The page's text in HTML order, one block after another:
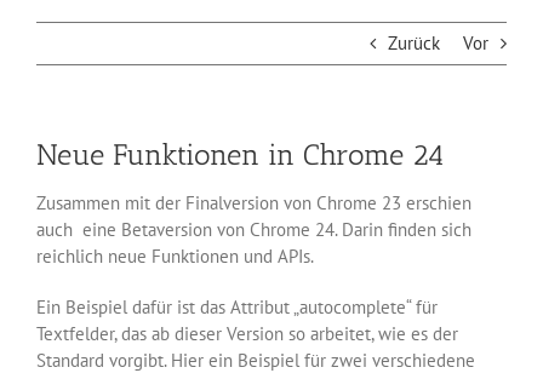
Zurück Vor
Neue Funktionen in Chrome 24
Zusammen mit der Finalversion von Chrome 23 erschien
auch eine Betaversion von Chrome 24. Darin finden sich
reichlich neue Funktionen und APIs.
Ein Beispiel dafür ist das Attribut „autocomplete“ für
Textfelder, das ab dieser Version so arbeitet, wie es der
Standard vorgibt. Hier ein Beispiel für zwei verschiedene